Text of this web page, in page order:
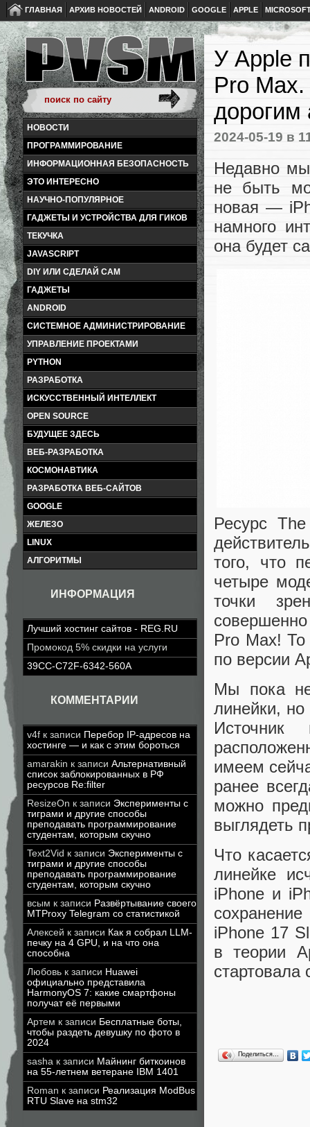
ГЛАВНАЯ АРХИВ НОВОСТЕЙ ANDROID GOOGLE APPLE
НОВОСТИ
ПРОГРАММИРОВАНИЕ
ИНФОРМАЦИОННАЯ БЕЗОПАСНОСТЬ
ЭТО ИНТЕРЕСНО
НАУЧНО-ПОПУЛЯРНОЕ
ГАДЖЕТЫ И УСТРОЙСТВА ДЛЯ ГИКОВ
ТЕКУЧКА
JAVASCRIPT
DIY ИЛИ СДЕЛАЙ САМ
ГАДЖЕТЫ
ANDROID
СИСТЕМНОЕ АДМИНИСТРИРОВАНИЕ
УПРАВЛЕНИЕ ПРОЕКТАМИ
PYTHON
РАЗРАБОТКА
ИСКУССТВЕННЫЙ ИНТЕЛЛЕКТ
OPEN SOURCE
БУДУЩЕЕ ЗДЕСЬ
ВЕБ-РАЗРАБОТКА
КОСМОНАВТИКА
РАЗРАБОТКА ВЕБ-САЙТОВ
GOOGLE
ЖЕЛЕЗО
LINUX
АЛГОРИТМЫ
ИНФОРМАЦИЯ
Лучший хостинг сайтов - REG.RU
Промокод 5% скидки на услуги
39CC-C72F-6342-560A
КОММЕНТАРИИ
v4f к записи Перебор IP-адресов на
хостинге — и как с этим бороться
amarakin к записи Альтернативный
список заблокированных в РФ
ресурсов Re:filter
ResizeOn к записи Эксперименты с
тиграми и другие способы
преподавать программирование
студентам, которым скучно
Text2Vid к записи Эксперименты с
тиграми и другие способы
преподавать программирование
студентам, которым скучно
всым к записи Развёртывание своего
MTProxy Telegram со статистикой
Алексей к записи Как я собрал LLM-
печку на 4 GPU, и на что она
способна
Любовь к записи Huawei
официально представила
HarmonyOS 7: какие смартфоны
получат её первыми
Артем к записи Бесплатные боты,
чтобы раздеть девушку по фото в
2024
sasha к записи Майнинг биткоинов
на 55-летнем ветеране IBM 1401
Roman к записи Реализация ModBus
RTU Slave на stm32
У Apple
Pro
дорогим
2024-05-19 в
Недавно
не быть
новая —
намного
она будет
Ресурс
того, что
четыре
точки
Pro Max! То
по версии
Мы пока
линейки,
имеем
ранее
можно
выглядеть
Что
линейке
iPhone и
iPhone 17
в теории
Поделиться…